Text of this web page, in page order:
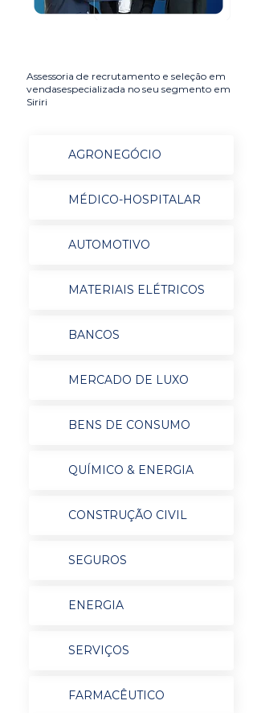
Assessoria de recrutamento e seleção em
vendasespecializada no seu segmento em
Siriri
AGRONEGÓCIO
MÉDICO-HOSPITALAR
AUTOMOTIVO
MATERIAIS ELÉTRICOS
BANCOS
MERCADO DE LUXO
BENS DE CONSUMO
QUÍMICO & ENERGIA
CONSTRUÇÃO CIVIL
SEGUROS
ENERGIA
SERVIÇOS
FARMACÊUTICO